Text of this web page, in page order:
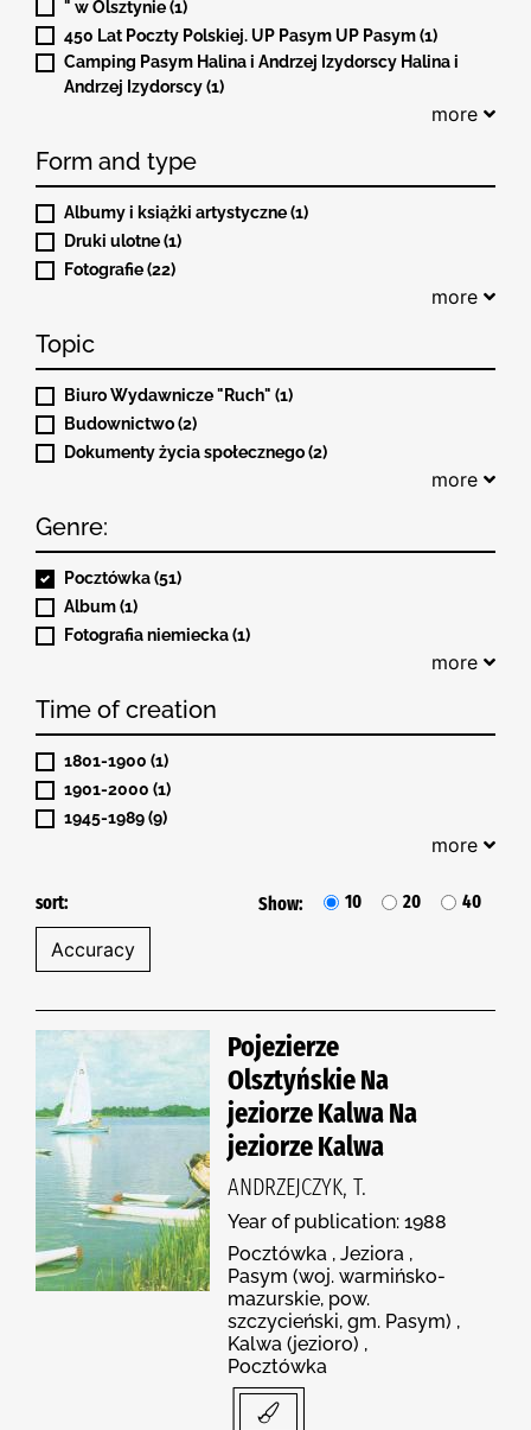
" w Olsztynie (1)
450 Lat Poczty Polskiej. UP Pasym UP Pasym (1)
Camping Pasym Halina i Andrzej Izydorscy Halina i
Andrzej Izydorscy (1)
more
Form and type
Albumy i książki artystyczne (1)
Druki ulotne (1)
Fotografie (22)
more
Topic
Biuro Wydawnicze "Ruch" (1)
Budownictwo (2)
Dokumenty życia społecznego (2)
more
Genre:
Pocztówka (51)
Album (1)
Fotografia niemiecka (1)
more
Time of creation
1801-1900 (1)
1901-2000 (1)
1945-1989 (9)
more
sort: Show: 10 20 40
Pojezierze
Olsztyńskie Na
jeziorze Kalwa Na
jeziorze Kalwa
ANDRZEJCZYK, T.
Year of publication: 1988
Pocztówka , Jeziora ,
Pasym (woj. warmińsko-
mazurskie, pow.
szczycieński, gm. Pasym) ,
Kalwa (jezioro) ,
Pocztówka